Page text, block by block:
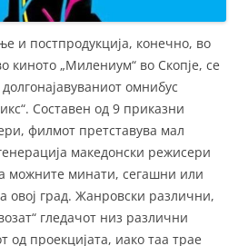
и постпродукција, конечно, во
киното „Милениум“ во Скопје, се
омнибус
Составен од 9 приказни
филмот претставува мал
македонски режисери
можните минати, сегашни или
овој град. Жанровски различни,
гледачот низ различни
од проекцијата, иако таа трае